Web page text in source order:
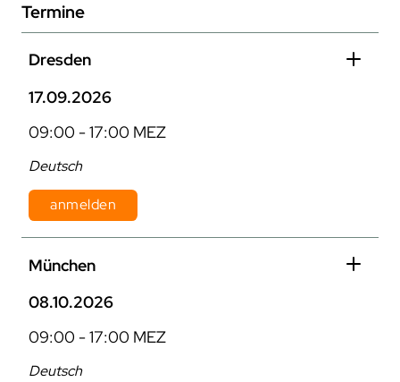
Termine
Dresden
17.09.2026
09:00 - 17:00 MEZ
Deutsch
anmelden
Kosten: 870 € pro Person zzgl. MwSt.
München
08.10.2026
09:00 - 17:00 MEZ
Deutsch